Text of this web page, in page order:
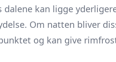
kan ligge
Om natten bliver
og kan give